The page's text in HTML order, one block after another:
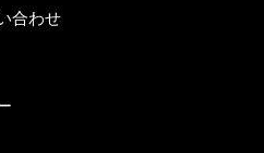
合わせ